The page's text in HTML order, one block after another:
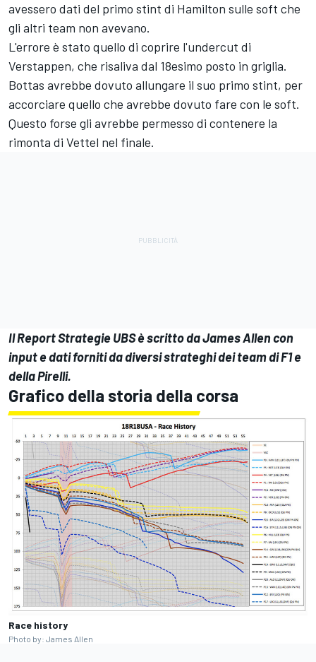
avessero dati del primo stint di Hamilton sulle soft che
gli altri team non avevano.
L'errore è stato quello di coprire l'undercut di
Verstappen, che risaliva dal 18esimo posto in griglia.
Bottas avrebbe dovuto allungare il suo primo stint, per
accorciare quello che avrebbe dovuto fare con le soft.
Questo forse gli avrebbe permesso di contenere la
rimonta di Vettel nel finale.
Il Report Strategie UBS è scritto da James Allen con
input e dati forniti da diversi strateghi dei team di F1 e
della Pirelli.
Grafico della storia della corsa
Race history
Photo by: James Allen